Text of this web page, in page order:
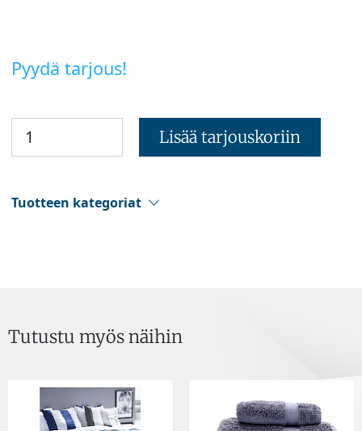
Pyydä tarjous!
Lisää tarjouskoriin
Tuotteen kategoriat
Tutustu myös näihin